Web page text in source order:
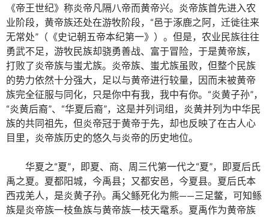
《帝王世纪》称炎帝凡隔八帝而黄帝兴。炎帝族首先进入农
业阶段，黄帝族还处在游牧阶段，“邑于涿鹿之阿，迁徙往来
无常处”（《史记朝五帝本纪第一》）。但是，农业民族往往
勇武不足，游牧民族却骁勇善战、富于冒险，于是黄帝族，
打败了炎帝族与蚩尤族。炎帝族、蚩尤族虽败，但整个民族
的势力依然十分强大，足以与黄帝进行较量，因而未被黄帝
族完全征服与同化，只是你中有我，我中有你。“炎黄子孙”，
“炎黄后裔”、“华夏后裔”，这是并列词组，炎黄并列为中华民
族的共同祖先，但炎帝冠于黄帝于先，却也反映了在古人心
目里，炎帝族历史的悠久与炎帝的历史地位。
华夏之“夏”，即夏、商、周三代第一代之“夏”，即夏后氏
禹之夏。夏都阳城，今禹县；又都安邑，今夏县。夏后氏本
西戎羌人，是炎黄子孙。禹父鲧死化为熊——三足鳖，可知鲧
族是炎帝族一枝鱼族与黄帝族一枝天鼋系。夏禹作为黄帝族